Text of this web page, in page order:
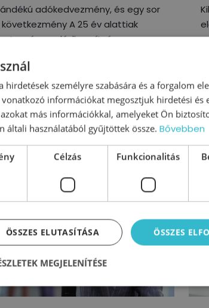
adókedvezmény, és egy sor
A 25 év alattiak
valódi segítség a
újratervezi a
Tovább olvasom
személyre szabására és a forgalom
információkat megosztjuk hirdetési és
más információkkal, amelyeket Ön
általi használatából gyűjtöttek össze. Bővebben
Célzás Funkcionalitás
ÖSSZES
ÖSSZES ELUTASÍTÁSA
MEGJELENÍTÉSE